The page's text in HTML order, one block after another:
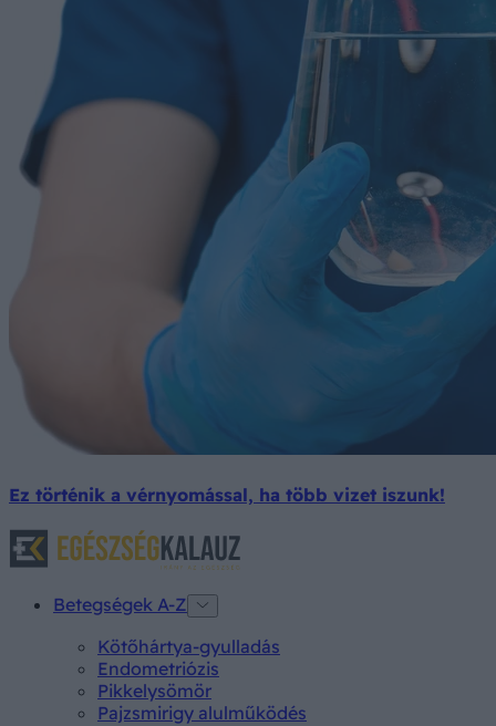
Ez történik a vérnyomással, ha több vizet iszunk!
Betegségek A-Z
Kötőhártya-gyulladás
Endometriózis
Pikkelysömör
Pajzsmirigy alulműködés